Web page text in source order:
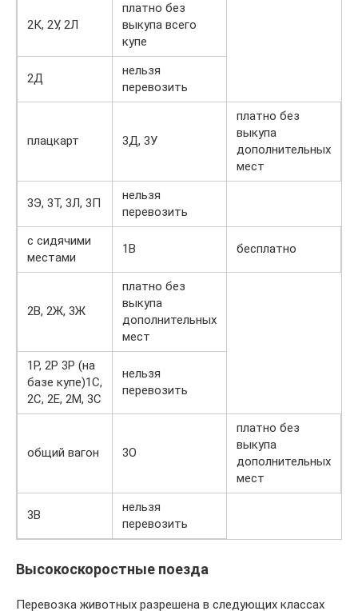
2К, 2У, 2Л
платно без
выкупа всего
купе
2Д
нельзя
перевозить
плацкарт 3Д, 3У
платно без
выкупа
дополнительных
мест
3Э, 3Т, 3Л, 3П
нельзя
перевозить
с сидячими
местами
1В бесплатно
2В, 2Ж, 3Ж
платно без
выкупа
дополнительных
мест
1Р, 2Р 3Р (на
базе купе)1С,
2С, 2Е, 2М, 3С
нельзя
перевозить
общий вагон 3О
платно без
выкупа
дополнительных
мест
3В
нельзя
перевозить
Высокоскоростные поезда
Перевозка животных разрешена в следующих классах